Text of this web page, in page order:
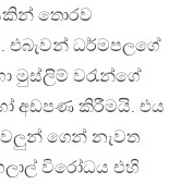
තොරව
එබැවන් ධර්මපලගේ
මුස්ලිම් වරැන්ගේ
අඩපණ කිරීමයි. එය
ගෙන් නැවත
විරෝධය එහි